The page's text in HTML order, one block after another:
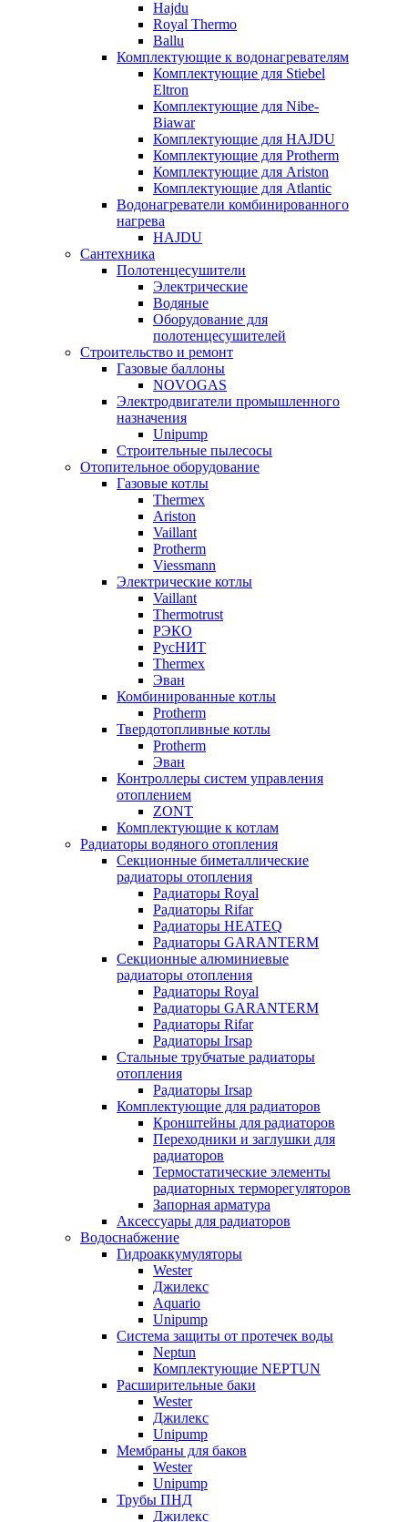
Hajdu
Royal Thermo
Ballu
Комплектующие к водонагревателям
Комплектующие для Stiebel
Eltron
Комплектующие для Nibe-
Biawar
Комплектующие для HAJDU
Комплектующие для Protherm
Комплектующие для Ariston
Комплектующие для Atlantic
Водонагреватели комбинированного
нагрева
HAJDU
Сантехника
Полотенцесушители
Электрические
Водяные
Оборудование для
полотенцесушителей
Строительство и ремонт
Газовые баллоны
NOVOGAS
Электродвигатели промышленного
назначения
Unipump
Строительные пылесосы
Отопительное оборудование
Газовые котлы
Thermex
Ariston
Vaillant
Protherm
Viessmann
Электрические котлы
Vaillant
Thermotrust
РЭКО
РусНИТ
Thermex
Эван
Комбинированные котлы
Protherm
Твердотопливные котлы
Protherm
Эван
Контроллеры систем управления
отоплением
ZONT
Комплектующие к котлам
Радиаторы водяного отопления
Секционные биметаллические
радиаторы отопления
Радиаторы Royal
Радиаторы Rifar
Радиаторы HEATEQ
Радиаторы GARANTERM
Секционные алюминиевые
радиаторы отопления
Радиаторы Royal
Радиаторы GARANTERM
Радиаторы Rifar
Радиаторы Irsap
Стальные трубчатые радиаторы
отопления
Радиаторы Irsap
Комплектующие для радиаторов
Кронштейны для радиаторов
Переходники и заглушки для
радиаторов
Термостатические элементы
радиаторных терморегуляторов
Запорная арматура
Аксессуары для радиаторов
Водоснабжение
Гидроаккумуляторы
Wester
Джилекс
Aquario
Unipump
Система защиты от протечек воды
Neptun
Комплектующие NEPTUN
Расширительные баки
Wester
Джилекс
Unipump
Мембраны для баков
Wester
Unipump
Трубы ПНД
Джилекс